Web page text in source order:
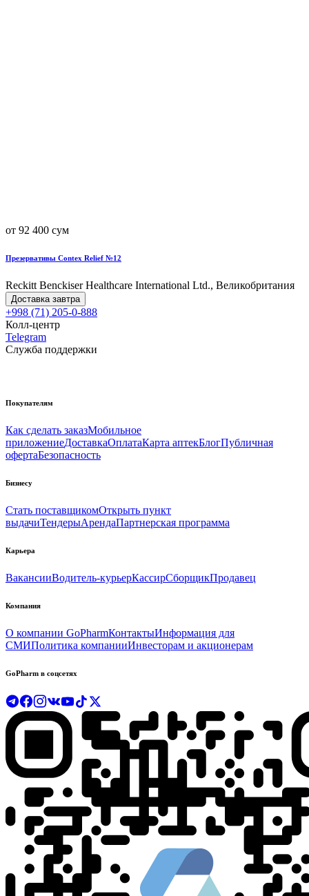
от 92 400 сум
Презервативы Contex Relief №12
Reckitt Benckiser Healthcare International Ltd., Великобритания
Доставка завтра
+998 (71) 205-0-888
Колл-центр
Telegram
Служба поддержки
Покупателям
Как сделать заказМобильное
приложениеДоставкаОплатаКарта аптекБлогПубличная
офертаБезопасность
Бизнесу
Стать поставщикомОткрыть пункт
выдачиТендерыАрендаПартнерская программа
Карьера
ВакансииВодитель-курьерКассирСборщикПродавец
Компания
О компании GoPharmКонтактыИнформация для
СМИПолитика компанииИнвесторам и акционерам
GoPharm в соцсетях